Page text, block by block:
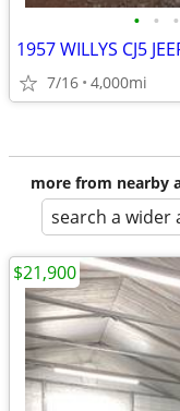
• • •
1957 WILLYS CJ5
7/16 4,000mi
more from nearby
search a wider
$21,900